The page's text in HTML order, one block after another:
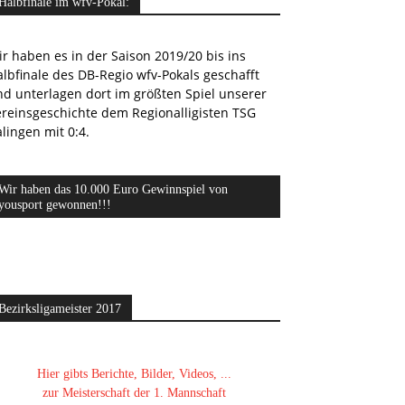
haben es in der Saison 2019/20 bis ins
des DB-Regio wfv-Pokals geschafft
unterlagen dort im größten Spiel unserer
dem Regionalligisten TSG
mit 0:4.
haben das 10.000 Euro Gewinnspiel von
gewonnen!!!
2017
Hier gibts Berichte, Bilder, Videos, ...
zur Meisterschaft der 1. Mannschaft